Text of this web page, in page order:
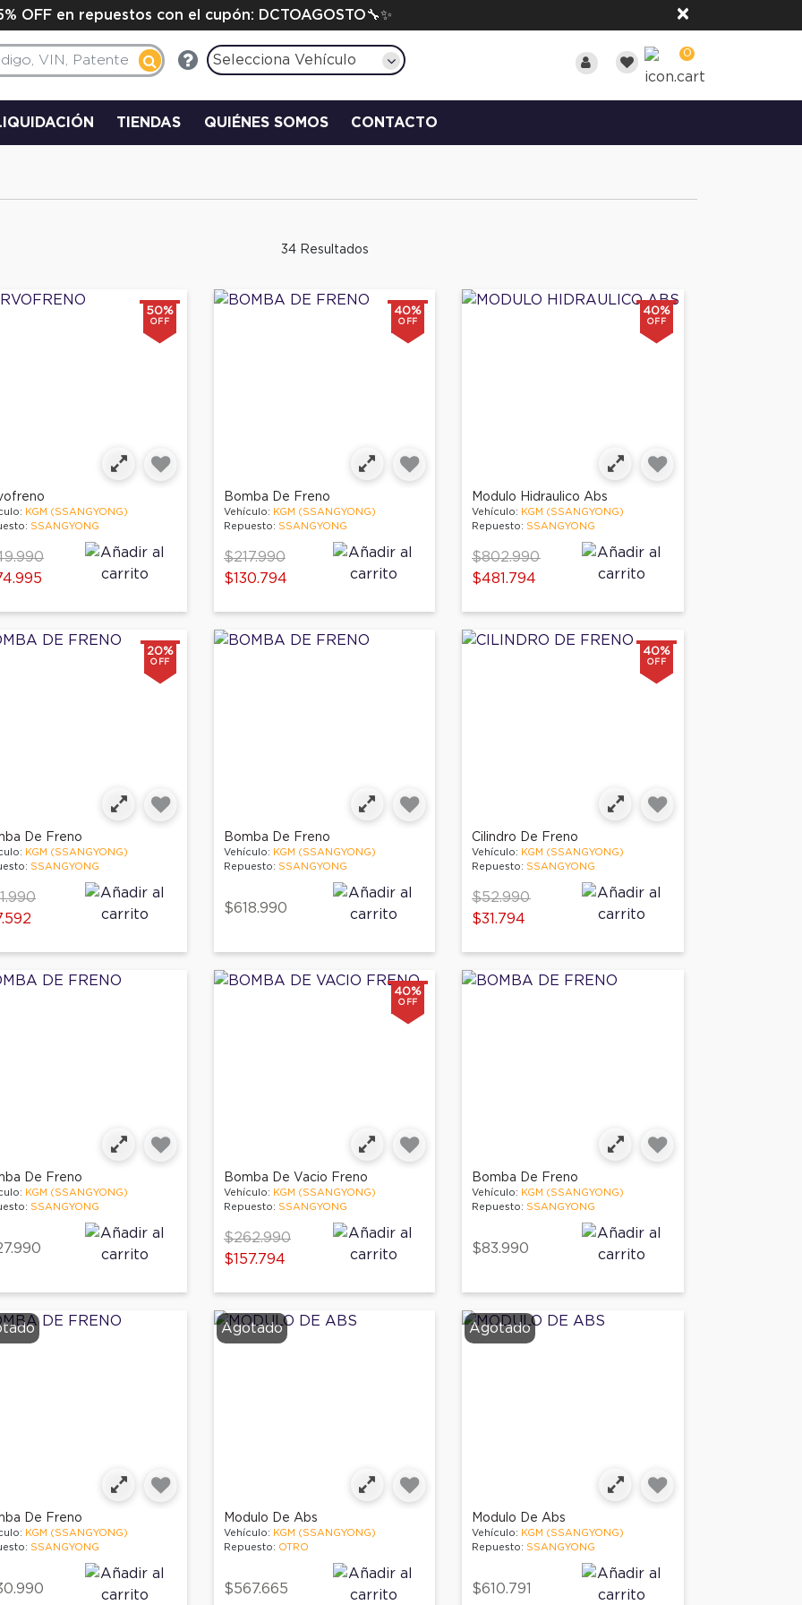
OFF en repuestos con el cupón: DCTOAGOSTO🔧✨ ×
Selecciona Vehículo 0
TIENDAS QUIÉNES SOMOS CONTACTO
34 Resultados
50%
OFF
KGM (SSANGYONG)
SSANGYONG
reduced from
to
40%
OFF
Bomba De Freno
Vehículo: KGM (SSANGYONG)
Repuesto: SSANGYONG
Price reduced from
$217.990to
$130.794
40%
OFF
Modulo Hidraulico Abs
Vehículo: KGM (SSANGYONG)
Repuesto: SSANGYONG
Price reduced from
$802.990to
$481.794
20%
OFF
De Freno
KGM (SSANGYONG)
SSANGYONG
reduced from
to
Bomba De Freno
Vehículo: KGM (SSANGYONG)
Repuesto: SSANGYONG
$618.990
40%
OFF
Cilindro De Freno
Vehículo: KGM (SSANGYONG)
Repuesto: SSANGYONG
Price reduced from
$52.990to
$31.794
De Freno
KGM (SSANGYONG)
SSANGYONG
40%
OFF
Bomba De Vacio Freno
Vehículo: KGM (SSANGYONG)
Repuesto: SSANGYONG
Price reduced from
$262.990to
$157.794
Bomba De Freno
Vehículo: KGM (SSANGYONG)
Repuesto: SSANGYONG
$83.990
De Freno
KGM (SSANGYONG)
SSANGYONG
Agotado
Modulo De Abs
Vehículo: KGM (SSANGYONG)
Repuesto: OTRO
$567.665
Agotado
Modulo De Abs
Vehículo: KGM (SSANGYONG)
Repuesto: SSANGYONG
$610.791